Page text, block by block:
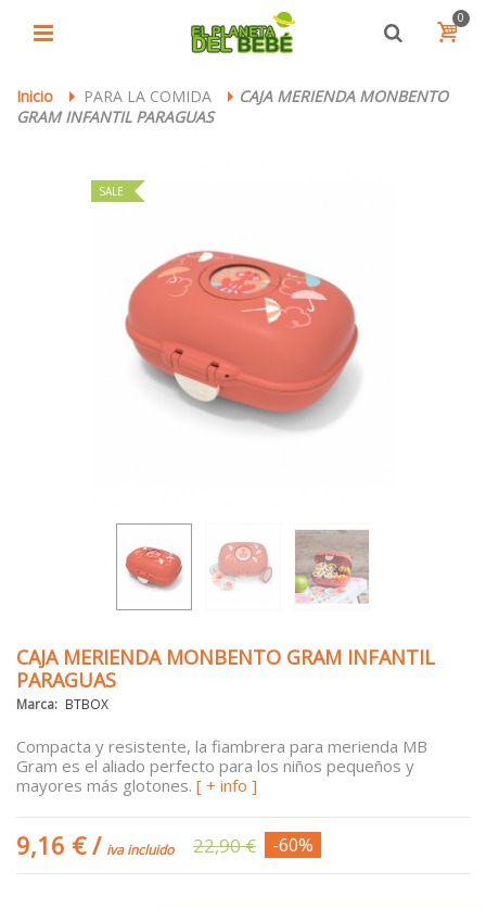
0
Inicio > PARA LA COMIDA > CAJA MERIENDA MONBENTO
GRAM INFANTIL PARAGUAS
SALE
CAJA MERIENDA MONBENTO GRAM INFANTIL
PARAGUAS
Marca: BTBOX
Compacta y resistente, la fiambrera para merienda MB
Gram es el aliado perfecto para los niños pequeños y
mayores más glotones. [ + info ]
9,16 €/ iva incluido 22,90 € -60%